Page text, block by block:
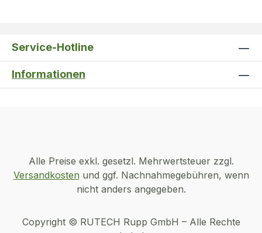
Service-Hotline
Informationen
Alle Preise exkl. gesetzl. Mehrwertsteuer zzgl.
Versandkosten und ggf. Nachnahmegebühren, wenn
nicht anders angegeben.
Copyright © RUTECH Rupp GmbH – Alle Rechte